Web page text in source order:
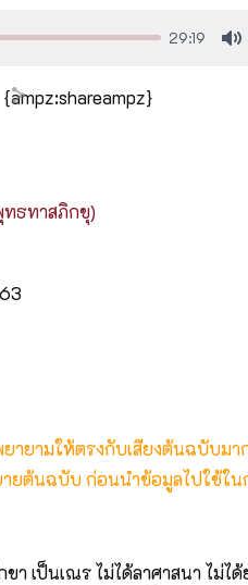
29:19
{ampz:shareampz}
ทธทาสภิกขุ)
ายามให้ตรงกับเสียงต้นฉบับม
ยต้นฉบับ ก่อนนำข้อมูลไปใช้ใน
า เป็นเณร ไม่ได้ลาศาสนา ไม่ไ